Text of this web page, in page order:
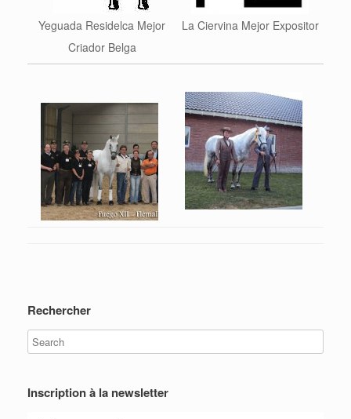
Yeguada Residelca Mejor
Criador Belga
La Ciervina Mejor Expositor
Rechercher
Inscription à la newsletter